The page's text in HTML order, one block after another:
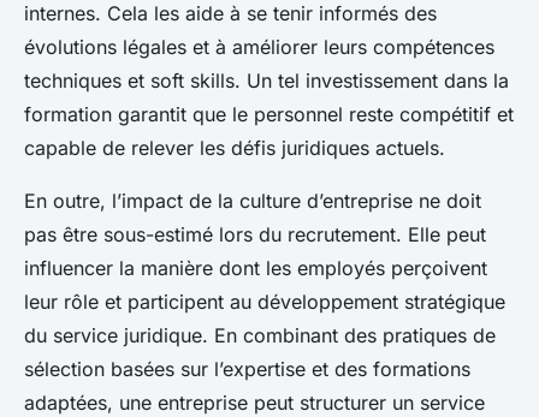
internes. Cela les aide à se tenir informés des
évolutions légales et à améliorer leurs compétences
techniques et soft skills. Un tel investissement dans la
formation garantit que le personnel reste compétitif et
capable de relever les défis juridiques actuels.
En outre, l’impact de la culture d’entreprise ne doit
pas être sous-estimé lors du recrutement. Elle peut
influencer la manière dont les employés perçoivent
leur rôle et participent au développement stratégique
du service juridique. En combinant des pratiques de
sélection basées sur l’expertise et des formations
adaptées, une entreprise peut structurer un service